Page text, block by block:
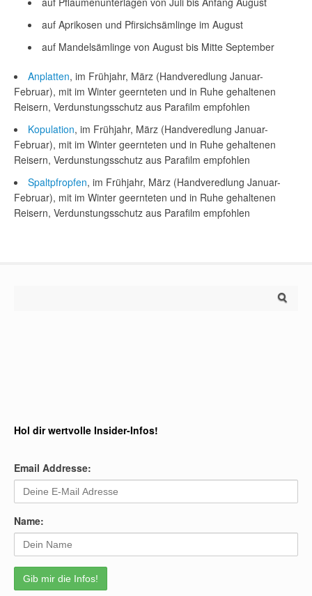
auf Aprikosen und Pfirsichsämlinge im August
auf Mandelsämlinge von August bis Mitte September
Anplatten, im Frühjahr, März (Handveredlung Januar-
Februar), mit im Winter geernteten und in Ruhe gehaltenen
Reisern, Verdunstungsschutz aus Parafilm empfohlen
Kopulation, im Frühjahr, März (Handveredlung Januar-
Februar), mit im Winter geernteten und in Ruhe gehaltenen
Reisern, Verdunstungsschutz aus Parafilm empfohlen
Spaltpfropfen, im Frühjahr, März (Handveredlung Januar-
Februar), mit im Winter geernteten und in Ruhe gehaltenen
Reisern, Verdunstungsschutz aus Parafilm empfohlen
Hol dir wertvolle Insider-Infos!
Email Addresse:
Name: